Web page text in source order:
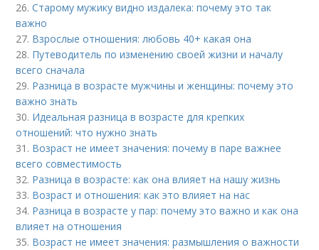
26.Старому мужику видно издалека: почему это так
важно
27. Взрослые отношения: любовь 40+ какая она
28. Путеводитель по изменению своей жизни и началу
всего сначала
29. Разница в возрасте мужчины и женщины: почему это
важно знать
30. Идеальная разница в возрасте для крепких
отношений: что нужно знать
31. Возраст не имеет значения: почему в паре важнее
всего совместимость
32. Разница в возрасте: как она влияет на нашу жизнь
33. Возраст и отношения: как это влияет на нас
34. Разница в возрасте у пар: почему это важно и как она
влияет на отношения
35. Возраст не имеет значения: размышления о важности